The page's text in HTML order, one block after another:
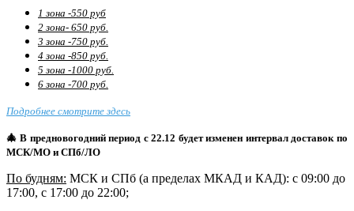
1 зона -550 руб
2 зона- 650 руб.
3 зона -750 руб.
4 зона -850 руб.
5 зона -1000 руб.
6 зона -700 руб.
Подробнее смотрите здесь
🎄 В предновогодний период с 22.12 будет изменен интервал доставок по
МСК/МО и СПб/ЛО
По будням: МСК и СПб (а пределах МКАД и КАД): с 09:00 до
17:00, с 17:00 до 22:00;